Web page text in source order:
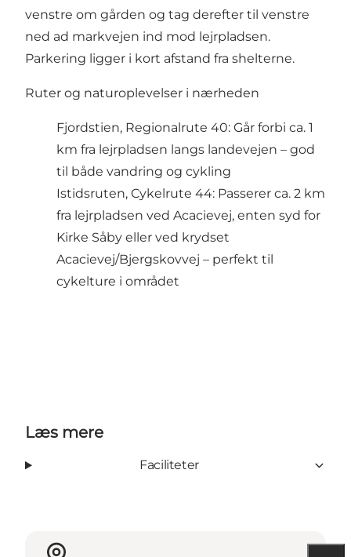
venstre om gården og tag derefter til venstre
ned ad markvejen ind mod lejrpladsen.
Parkering ligger i kort afstand fra shelterne.
Ruter og naturoplevelser i nærheden
Fjordstien, Regionalrute 40: Går forbi ca. 1
km fra lejrpladsen langs landevejen – god
til både vandring og cykling
Istidsruten, Cykelrute 44: Passerer ca. 2 km
fra lejrpladsen ved Acacievej, enten syd for
Kirke Såby eller ved krydset
Acacievej/Bjergskovvej – perfekt til
cykelture i området
Læs mere
Faciliteter